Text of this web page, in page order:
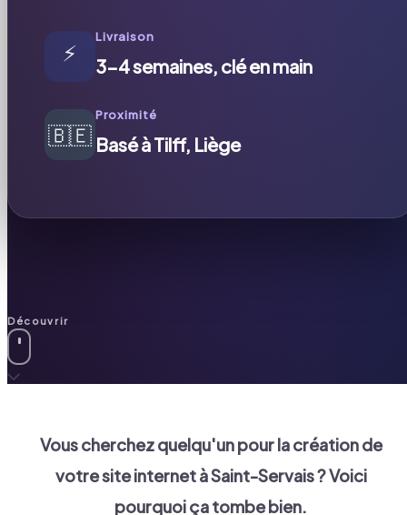
⚡
Livraison
3-4 semaines, clé en main
🇧🇪
Proximité
Basé à Tilff, Liège
Découvrir
Vous cherchez quelqu'un pour la création de
votre site internet àSaint-Servais? Voici
pourquoi ça tombe bien.